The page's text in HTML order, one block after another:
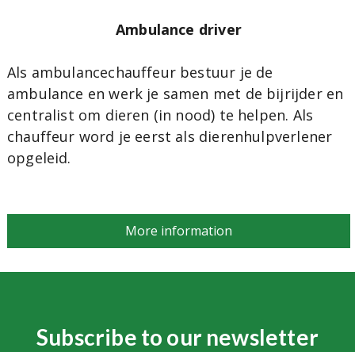
Ambulance driver
Als ambulancechauffeur bestuur je de
ambulance en werk je samen met de bijrijder en
centralist om dieren (in nood) te helpen. Als
chauffeur word je eerst als dierenhulpverlener
opgeleid.
More information
Subscribe to our newsletter